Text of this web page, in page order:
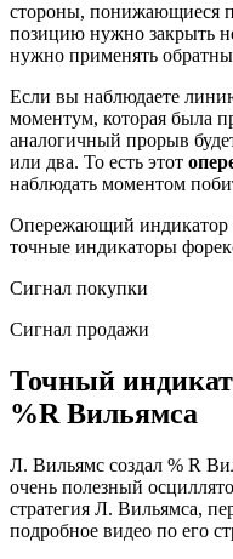
стороны, понижающиеся
позицию нужно закрыть
нужно применять
Если вы наблюдаете
моментум, которая была
аналогичный прорыв
или два. То есть этот
наблюдать моментом
Опережающий
точные индикаторы
Сигнал покупки
Сигнал продажи
Точный
%R Вильямса
Л. Вильямс создал % R
очень полезный
стратегия Л. Вильямса,
подробное видео по его